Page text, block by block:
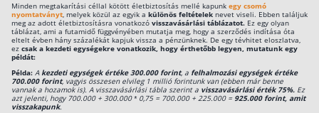
Befektetési egységekhez kötött életbiztosítás
Egészségbiztosítás cégeknek
Minden megtakarítási céllal kötött életbiztosítás mellé kapunk egy csomó
nyomtatványt, melyek közül az egyik a különös feltételek nevet viseli. Ebben találjuk
meg az adott életbiztosításra vonatkozó visszavásárlási táblázatot. Ez egy olyan
táblázat, ami a futamidő függvényében mutatja meg, hogy a szerződés indítása óta
eltelt évben hány százalékát kapjuk vissza a pénzünknek. De egy tévhitet eloszlatva,
ez csak a kezdeti egységekre vonatkozik, hogy érthetőbb legyen, mutatunk egy
példát:
Példa: A kezdeti egységek értéke 300.000 forint, a felhalmozási egységek értéke
700.000 forint, vagyis összesen elvileg 1 millió forintunk van (ebben már benne
vannak a hozamok is). A visszavásárlási tábla szerint a visszavásárlási érték 75%. Ez
azt jelenti, hogy 700.000 + 300.000 * 0,75 = 700.000 + 225.000 = 925.000 forint, amit
visszakapunk.